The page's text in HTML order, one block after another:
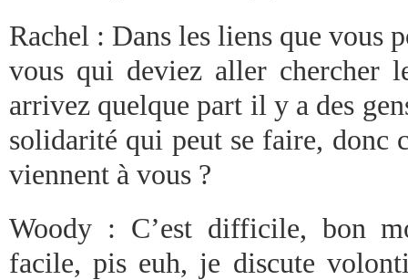
Rachel : Dans les liens que vous
vous qui deviez aller chercher
arrivez quelque part il y a des
solidarité qui peut se faire, donc
viennent à vous ?
Woody : C’est difficile, bon
facile, pis euh, je discute